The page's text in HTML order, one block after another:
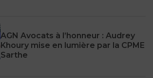
AGN Avocats à l’honneur : Audrey
Khoury mise en lumière par la CPME
Sarthe